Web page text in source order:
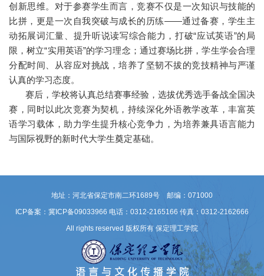
创新思维。对于参赛学生而言，竞赛不仅是一次知识与技能的
比拼，更是一次自我突破与成长的历练——通过备赛，学生主
动拓展词汇量、提升听说读写综合能力，打破“应试英语”的局
限，树立“实用英语”的学习理念；通过赛场比拼，学生学会合理
分配时间、从容应对挑战，培养了坚韧不拔的竞技精神与严谨
认真的学习态度。
赛后，学校将认真总结赛事经验，选拔优秀选手备战全国决
赛，同时以此次竞赛为契机，持续深化外语教学改革，丰富英
语学习载体，助力学生提升核心竞争力，为培养兼具语言能力
与国际视野的新时代大学生奠定基础。
地址：河北省保定市南二环1689号 邮编：071000
ICP备案：冀ICP备09033966 电话：0312-2165166 传真：0312-2162666
All rights reserved 版权所有 保定理工学院